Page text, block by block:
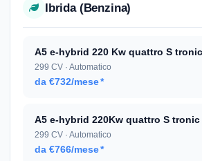
Ibrida (Benzina)
A5 e-hybrid 220 Kw quattro S
299 CV · Automatico
da €732/mese*
A5 e-hybrid 220Kw quattro S
299 CV · Automatico
da €766/mese*